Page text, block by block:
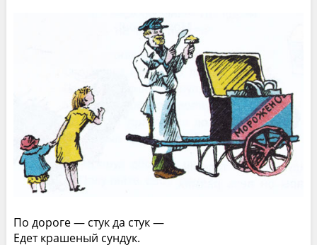
По дороге — стук да стук —
Едет крашеный сундук.